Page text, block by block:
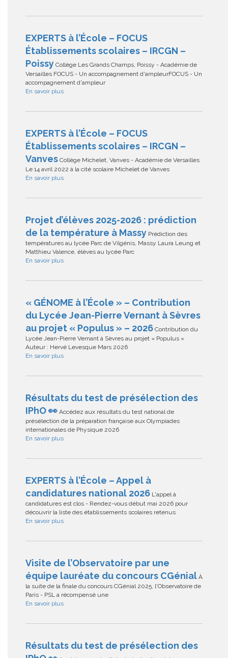
EXPERTS à l’École – FOCUS
Établissements scolaires – IRCGN –
Poissy Collège Les Grands Champs, Poissy - Académie de
Versailles FOCUS - Un accompagnement d'ampleurFOCUS - Un
accompagnement d'ampleur
En savoir plus
EXPERTS à l’École – FOCUS
Établissements scolaires – IRCGN –
Vanves Collège Michelet, Vanves - Académie de Versailles
Le 14 avril 2022 à la cité scolaire Michelet de Vanves
En savoir plus
Projet d’élèves 2025-2026 : prédiction
de la température à Massy Prédiction des
températures au lycée Parc de Vilgénis, Massy Laura Leung et
Matthieu Valence, élèves au lycée Parc
En savoir plus
« GÉNOME à l’École » – Contribution
du Lycée Jean-Pierre Vernant à Sèvres
au projet « Populus » – 2026 Contribution du
Lycée Jean-Pierre Vernant à Sèvres au projet « Populus »
Auteur : Hervé Levesque Mars 2026
En savoir plus
Résultats du test de présélection des
IPhO 👀 Accédez aux résultats du test national de
présélection de la préparation française aux Olympiades
internationales de Physique 2026
En savoir plus
EXPERTS à l’École – Appel à
candidatures national 2026 L'appel à
candidatures est clos - Rendez-vous début mai 2026 pour
découvrir la liste des établissements scolaires retenus
En savoir plus
Visite de l’Observatoire par une
équipe lauréate du concours CGénial À
la suite de la finale du concours CGénial 2025, l'Observatoire de
Paris - PSL a récompensé une
En savoir plus
Résultats du test de présélection des